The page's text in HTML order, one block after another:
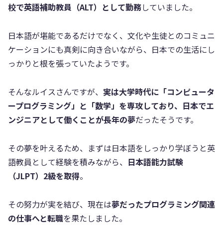
校で英語補助教員（ALT）として勤務していました。
日本語が堪能であるだけでなく、文化や生徒とのコミュニ
ケーションにも真剣に向き合いながら、日本での生活にし
っかりと根を張っていたようです。
そんなルイスさんですが、 実は大学時代に「コンピュータ
ープログラミング」と「数学」を専攻しており、日本でエ
ンジニアとして働くことが長年の夢だったそうです。
その夢を叶えるため、まずは日本語をしっかり学ぼうと英
語教員として経験を積みながら、 日本語能力試験
（JLPT）2級を取得。
その努力が実を結び、現在は夢だったプログラミング関連
の仕事へと転職を果たしました。